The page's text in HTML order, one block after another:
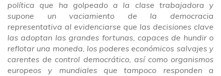
política que ha golpeado a la clase trabajadora y
supone un vaciamiento de la democracia
representativa al evidenciarse que las decisiones clave
las adoptan las grandes fortunas, capaces de hundir o
reflotar una moneda, los poderes económicos salvajes y
carentes de control democrático, así como organismos
europeos y mundiales que tampoco responden a